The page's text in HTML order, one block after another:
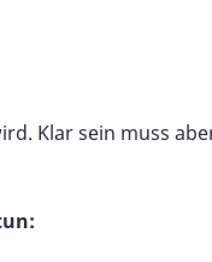
Klar sein muss